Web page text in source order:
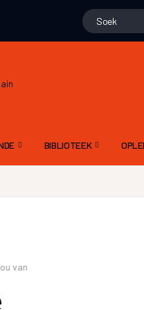
– 5DE GALA AAND
BIBLIOTEEK
van